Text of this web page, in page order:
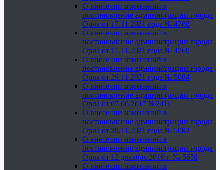
О внесении изменений в
постановление администрации города
Орла от 17.11.2021 года № 4768
О внесении изменений в
постановление администрации города
Орла от 17.11.2021 года № 4769
О внесении изменений в
постановление администрации города
Орла от 29.11.2021 года № 5084
О внесении изменений в
постановление администрации города
Орла от 07.06.2017 №2411
О внесении изменений в
постановление администрации города
Орла от 29.11.2021 года № 5082
О внесении изменений в
постановление администрации города
Орла от 12 декабря 2016 г. № 5658
О внесении изменений в